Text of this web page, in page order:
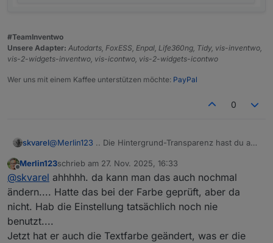
#TeamInventwo
Unsere Adapter: Autodarts, FoxESS, Enpal, Life360ng, Tidy, vis-inventwo,
vis-2-widgets-inventwo, vis-icontwo, vis-2-widgets-icontwo
Wer uns mit einem Kaffee unterstützen möchte: PayPal
0
skvarel@Merlin123 .. Die Hintergrund-Transparenz hast du auf
Offline
Merlin123schrieb am 27. Nov. 2025, 16:33
zuletzt editiert von
@skvarel ahhhhh. da kann man das auch nochmal
ändern.... Hatte das bei der Farbe geprüft, aber da
nicht. Hab die Einstellung tatsächlich noch nie
benutzt....
Jetzt hat er auch die Textfarbe geändert, was er die